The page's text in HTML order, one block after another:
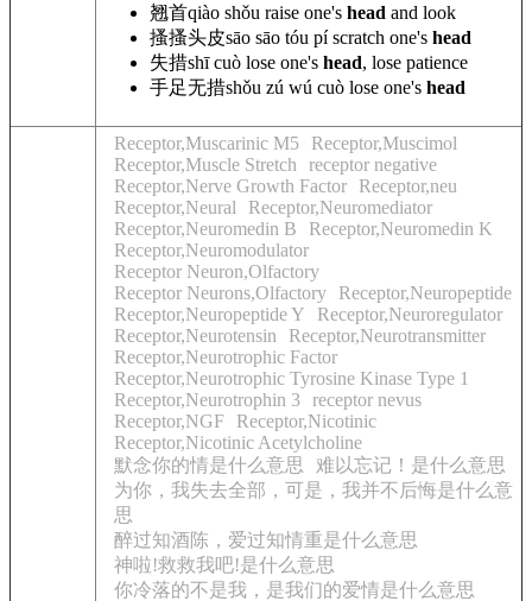
翘首qiào shǒu raise one's head and look
搔搔头皮sāo sāo tóu pí scratch one's head
失措shī cuò lose one's head, lose patience
手足无措shǒu zú wú cuò lose one's head
Receptor,Muscarinic M5
Receptor,Muscimol
Receptor,Muscle Stretch
receptor negative
Receptor,Nerve Growth Factor
Receptor,neu
Receptor,Neural
Receptor,Neuromediator
Receptor,Neuromedin B
Receptor,Neuromedin K
Receptor,Neuromodulator
Receptor Neuron,Olfactory
Receptor Neurons,Olfactory
Receptor,Neuropeptide
Receptor,Neuropeptide Y
Receptor,Neuroregulator
Receptor,Neurotensin
Receptor,Neurotransmitter
Receptor,Neurotrophic Factor
Receptor,Neurotrophic Tyrosine Kinase Type 1
Receptor,Neurotrophin 3 receptor nevus
Receptor,NGF
Receptor,Nicotinic
Receptor,Nicotinic Acetylcholine
默念你的情是什么意思
难以忘记！是什么意思
为你，我失去全部，可是，我并不后悔是什么意
思
醉过知酒陈，爱过知情重是什么意思
神啦!救救我吧!是什么意思
你冷落的不是我，是我们的爱情是什么意思